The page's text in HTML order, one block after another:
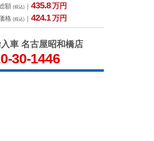
額 (税込) ｜ 435.8万円
格 (税込) ｜ 424.1万円
車 名古屋昭和橋店